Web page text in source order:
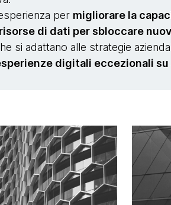
per migliorare la
risorse di dati per sbloccare
si adattano alle strategie
digitali eccezionali su